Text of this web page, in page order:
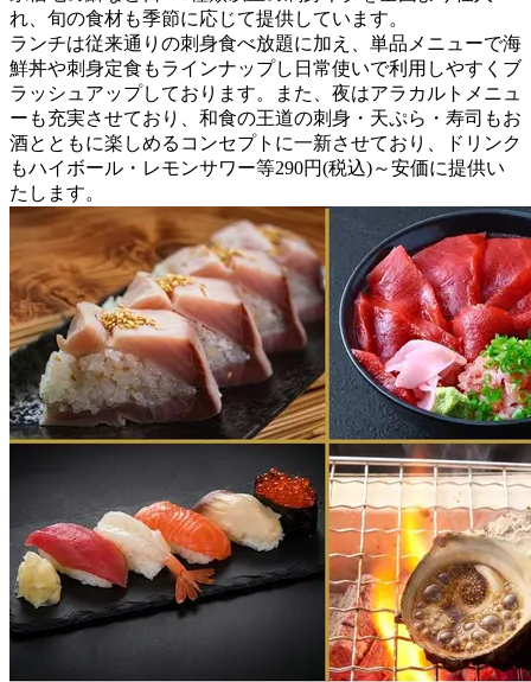
れ、旬の食材も季節に応じて提供しています。
ランチは従来通りの刺身食べ放題に加え、単品メニューで海
鮮丼や刺身定食もラインナップし日常使いで利用しやすくブ
ラッシュアップしております。また、夜はアラカルトメニュ
ーも充実させており、和食の王道の刺身・天ぷら・寿司もお
酒とともに楽しめるコンセプトに一新させており、ドリンク
もハイボール・レモンサワー等290円(税込)～安価に提供い
たします。